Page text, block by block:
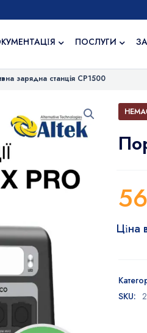
ПОСЛУГИ
зарядна станція СР1500
Ціна
SKU: